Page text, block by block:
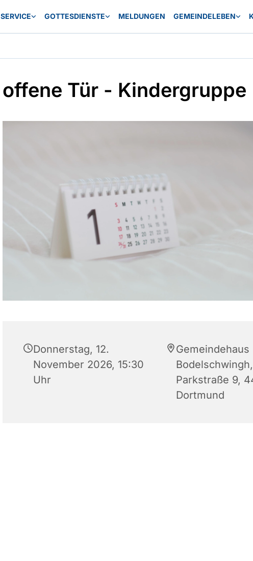
SERVICE GOTTESDIENSTE MELDUNGEN GEMEINDELEBEN
offene Tür - Kindergruppe
Donnerstag, 12.
November 2026, 15:30
Uhr
Gemeindehaus
Bodelschwingh,
Parkstraße 9,
Dortmund